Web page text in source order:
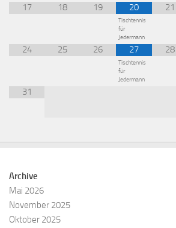
17 18 19 20
Tischtennis
für
Jedermann
21
24 25 26 27
Tischtennis
für
Jedermann
28
31
Archive
Mai 2026
November 2025
Oktober 2025